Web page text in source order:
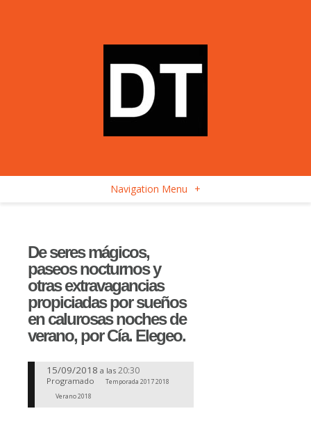
Navigation Menu +
De seres mágicos,
paseos nocturnos y
otras extravagancias
propiciadas por sueños
en calurosas noches de
verano, por Cía. Elegeo.
15/09/2018 a las 20:30
Programado
Temporada 2017 2018
Verano 2018